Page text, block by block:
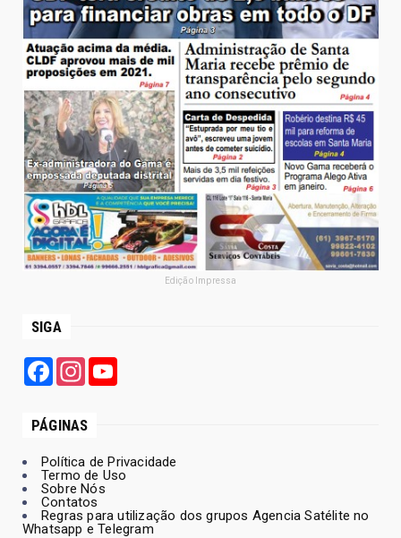
Edição Impressa
SIGA
FacebookInstagram
PÁGINAS
Política de Privacidade
Termo de Uso
Sobre Nós
Contatos
Regras para utilização dos grupos Agencia Satélite no
Whatsapp e Telegram